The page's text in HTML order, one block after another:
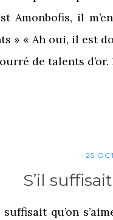
Amonbofis, il
» « Ah oui, il est
de talents
25
S’il
suffisait qu’on